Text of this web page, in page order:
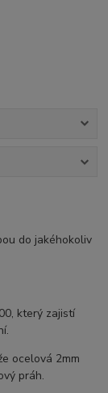
do jakéhokoliv
který zajistí
ocelová 2mm
práh.